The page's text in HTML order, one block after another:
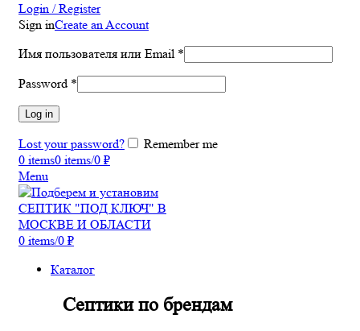
Login / Register
Sign inCreate an Account
Имя пользователя или Email *
Password *
Log in
Lost your password?
Remember me
0 items0 items/0 ₽
Menu
0 items/0 ₽
Каталог
Септики по брендам